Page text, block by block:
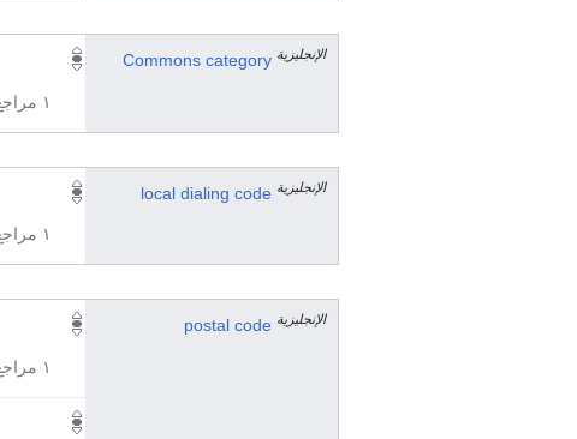
Commons category الإنجليزية
١ مراجع
local dialing code الإنجليزية
١ مراجع
postal code الإنجليزية
١ مراجع